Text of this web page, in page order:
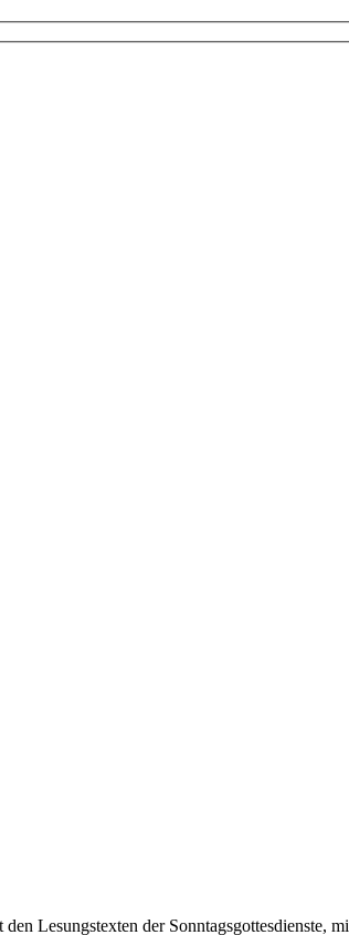
Lesungstexten der Sonntagsgottesdienste,